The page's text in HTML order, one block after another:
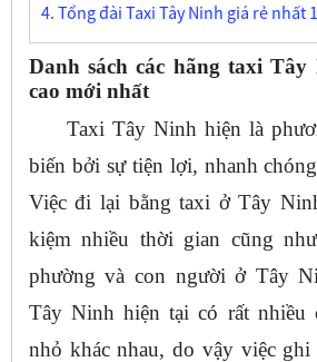
4. Tổng đài Taxi Tây Ninh giá rẻ nhất
Danh sách các hãng taxi
cao mới nhất
Taxi Tây Ninh hiện là
biến bởi sự tiện lợi, nhanh
Việc đi lại bằng taxi ở Tây
kiệm nhiều thời gian cũng
phường và con người ở Tây
Tây Ninh hiện tại có rất nhiều
nhỏ khác nhau, do vậy việc ghi